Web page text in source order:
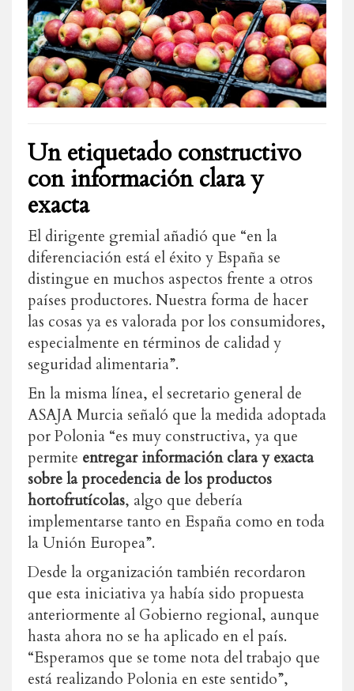
Un etiquetado constructivo
con información clara y
exacta
El dirigente gremial añadió que “en la
diferenciación está el éxito y España se
distingue en muchos aspectos frente a otros
países productores. Nuestra forma de hacer
las cosas ya es valorada por los consumidores,
especialmente en términos de calidad y
seguridad alimentaria”.
En la misma línea, el secretario general de
ASAJA Murcia señaló que la medida adoptada
por Polonia “es muy constructiva, ya que
permite entregar información clara y exacta
sobre la procedencia de los productos
hortofrutícolas, algo que debería
implementarse tanto en España como en toda
la Unión Europea”.
Desde la organización también recordaron
que esta iniciativa ya había sido propuesta
anteriormente al Gobierno regional, aunque
hasta ahora no se ha aplicado en el país.
“Esperamos que se tome nota del trabajo que
está realizando Polonia en este sentido”,